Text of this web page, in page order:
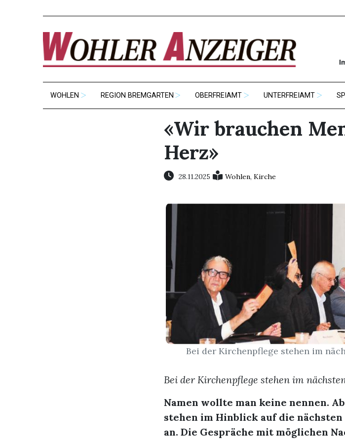
WOHLEN REGION BREMGARTEN OBERFREIAMT UNTERFREIAMT
«Wir brauchen
Herz»
28.11.2025 Wohlen, Kirche
Bei der Kirchenpflege stehen im
Bei der Kirchenpflege stehen im
Namen wollte man keine nennen.
stehen im Hinblick auf die
an. Die Gespräche mit möglichen